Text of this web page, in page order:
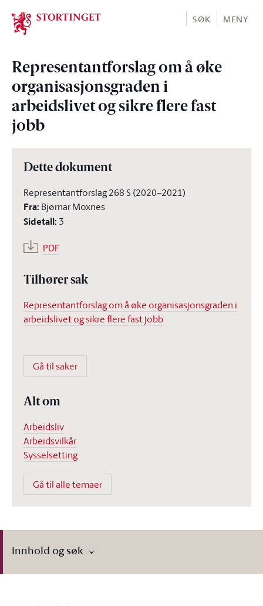
Stortinget.no
SØK MENY
Representantforslag om å øke
organisasjonsgraden i
arbeidslivet og sikre flere fast
jobb
Dette dokument
Representantforslag 268 S (2020–2021)
Fra: Bjørnar Moxnes
Sidetall: 3
PDF
Tilhører sak
Representantforslag om å øke organisasjonsgraden i
arbeidslivet og sikre flere fast jobb
Gå til saker
Alt om
Arbeidsliv
Arbeidsvilkår
Sysselsetting
Gå til alle temaer
Innhold og søk